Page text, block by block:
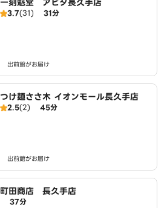
3.7(31) 31分
出前館がお届け
つけ麺ささ木 イオンモール長久手店
2.5(2) 45分
出前館がお届け
町田商店 長久手店
37分